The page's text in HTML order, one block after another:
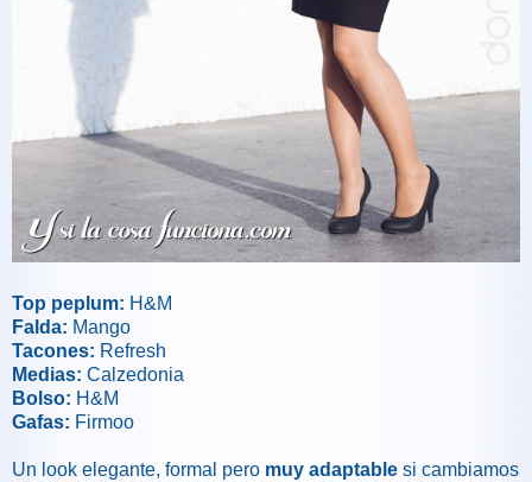
Top peplum: H&M
Falda: Mango
Tacones: Refresh
Medias: Calzedonia
Bolso: H&M
Gafas: Firmoo
Un look elegante, formal pero muy adaptable si cambiamos